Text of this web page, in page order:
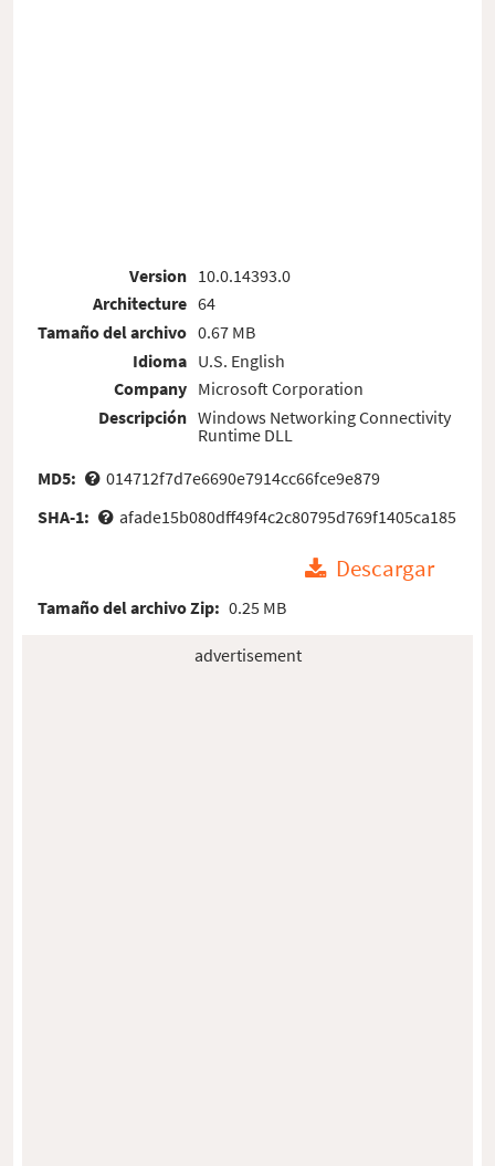
Version
Architecture
Tamaño del archivo
Idioma
Company
Descripción
10.0.14393.0
64
0.67 MB
U.S. English
Microsoft Corporation
Windows Networking Connectivity
Runtime DLL
MD5:
014712f7d7e6690e7914cc66fce9e879
SHA-1:
afade15b080dff49f4c2c80795d769f1405ca185
Descargar
Tamaño del archivo Zip: 0.25 MB
advertisement